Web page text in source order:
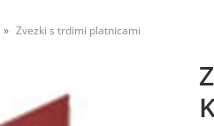
Zvezki s trdimi platnicami